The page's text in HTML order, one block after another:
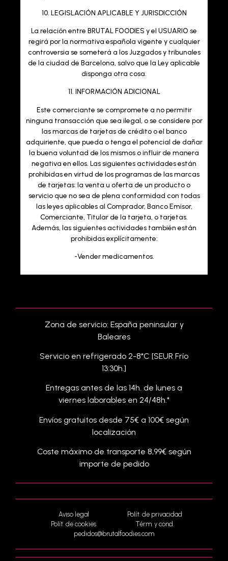
10. LEGISLACIÓN APLICABLE Y JURISDICCIÓN
La relación entre BRUTAL FOODIES y el USUARIO se
regirá por la normativa española vigente y cualquier
controversia se someterá a los Juzgados y tribunales
de la ciudad de Barcelona, salvo que la Ley aplicable
disponga otra cosa.
11. INFORMACIÓN ADICIONAL
Este comerciante se compromete a no permitir
ninguna transacción que sea ilegal, o se considere por
las marcas de tarjetas de crédito o el banco
adquiriente, que pueda o tenga el potencial de dañar
la buena voluntad de los mismos o influir de manera
negativa en ellos. Las siguientes actividades están
prohibidas en virtud de los programas de las marcas
de tarjetas: la venta u oferta de un producto o
servicio que no sea de plena conformidad con todas
las leyes aplicables al Comprador, Banco Emisor,
Comerciante, Titular de la tarjeta, o tarjetas.
Además, las siguientes actividades también están
prohibidas explícitamente:
-Vender medicamentos.
Zona de servicio: España peninsular y
Baleares
Servicio en refrigerado 2-8*C [SEUR Frío
13:30h.]
Entregas antes de las 14h. de lunes a
viernes laborables en 24/48h.*
Envíos gratuitos desde 75€ a 100€ según
localización
Coste máximo de transporte 8,99€ según
importe de pedido
Aviso legal
Polít. de privacidad
Polít. de cookies
Térm. y cond.
pedidos@brutalfoodies.com